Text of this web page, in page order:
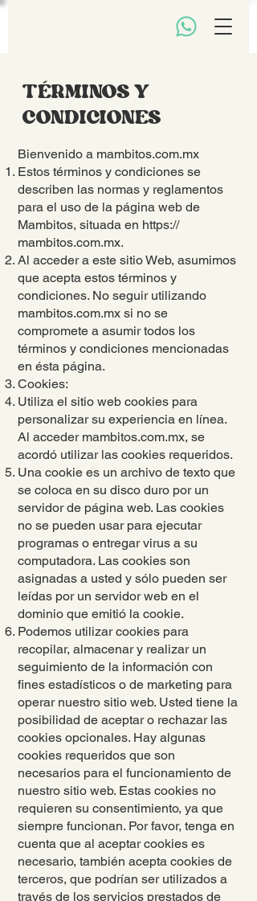
TÉRMINOS Y
CONDICIONES
Bienvenido a mambitos.com.mx
Estos términos y condiciones se
describen las normas y reglamentos
para el uso de la página web de
Mambitos, situada en https://
mambitos.com.mx.
Al acceder a este sitio Web, asumimos
que acepta estos términos y
condiciones. No seguir utilizando
mambitos.com.mx si no se
compromete a asumir todos los
términos y condiciones mencionadas
en ésta página.
Cookies:
Utiliza el sitio web cookies para
personalizar su experiencia en línea.
Al acceder mambitos.com.mx, se
acordó utilizar las cookies requeridos.
Una cookie es un archivo de texto que
se coloca en su disco duro por un
servidor de página web. Las cookies
no se pueden usar para ejecutar
programas o entregar virus a su
computadora. Las cookies son
asignadas a usted y sólo pueden ser
leídas por un servidor web en el
dominio que emitió la cookie.
Podemos utilizar cookies para
recopilar, almacenar y realizar un
seguimiento de la información con
fines estadísticos o de marketing para
operar nuestro sitio web. Usted tiene la
posibilidad de aceptar o rechazar las
cookies opcionales. Hay algunas
cookies requeridos que son
necesarios para el funcionamiento de
nuestro sitio web. Estas cookies no
requieren su consentimiento, ya que
siempre funcionan. Por favor, tenga en
cuenta que al aceptar cookies es
necesario, también acepta cookies de
terceros, que podrían ser utilizados a
través de los servicios prestados de